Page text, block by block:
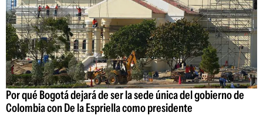
Por qué Bogotá dejará de ser la sede única del gobierno de
Colombia con De la Espriella como presidente